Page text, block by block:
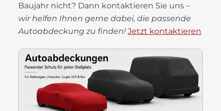
Baujahr nicht? Dann kontaktieren Sie uns –
wir helfen Ihnen gerne dabei, die passende
Autoabdeckung zu finden! Jetzt kontaktieren